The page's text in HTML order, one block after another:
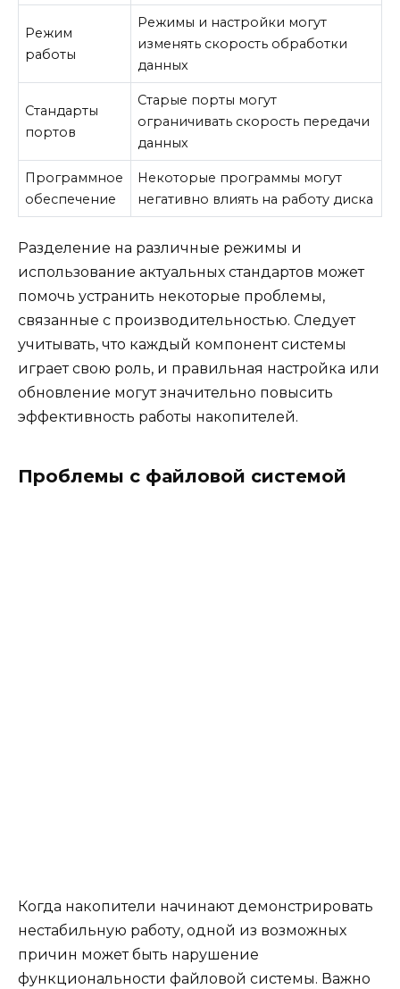
Режим
работы
Режимы и настройки могут
изменять скорость обработки
данных
Стандарты
портов
Старые порты могут
ограничивать скорость передачи
данных
Программное
обеспечение
Некоторые программы могут
негативно влиять на работу диска
Разделение на различные режимы и
использование актуальных стандартов может
помочь устранить некоторые проблемы,
связанные с производительностью. Следует
учитывать, что каждый компонент системы
играет свою роль, и правильная настройка или
обновление могут значительно повысить
эффективность работы накопителей.
Проблемы с файловой системой
Когда накопители начинают демонстрировать
нестабильную работу, одной из возможных
причин может быть нарушение
функциональности файловой системы. Важно